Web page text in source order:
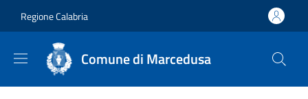
Regione Calabria
Comune di Marcedusa